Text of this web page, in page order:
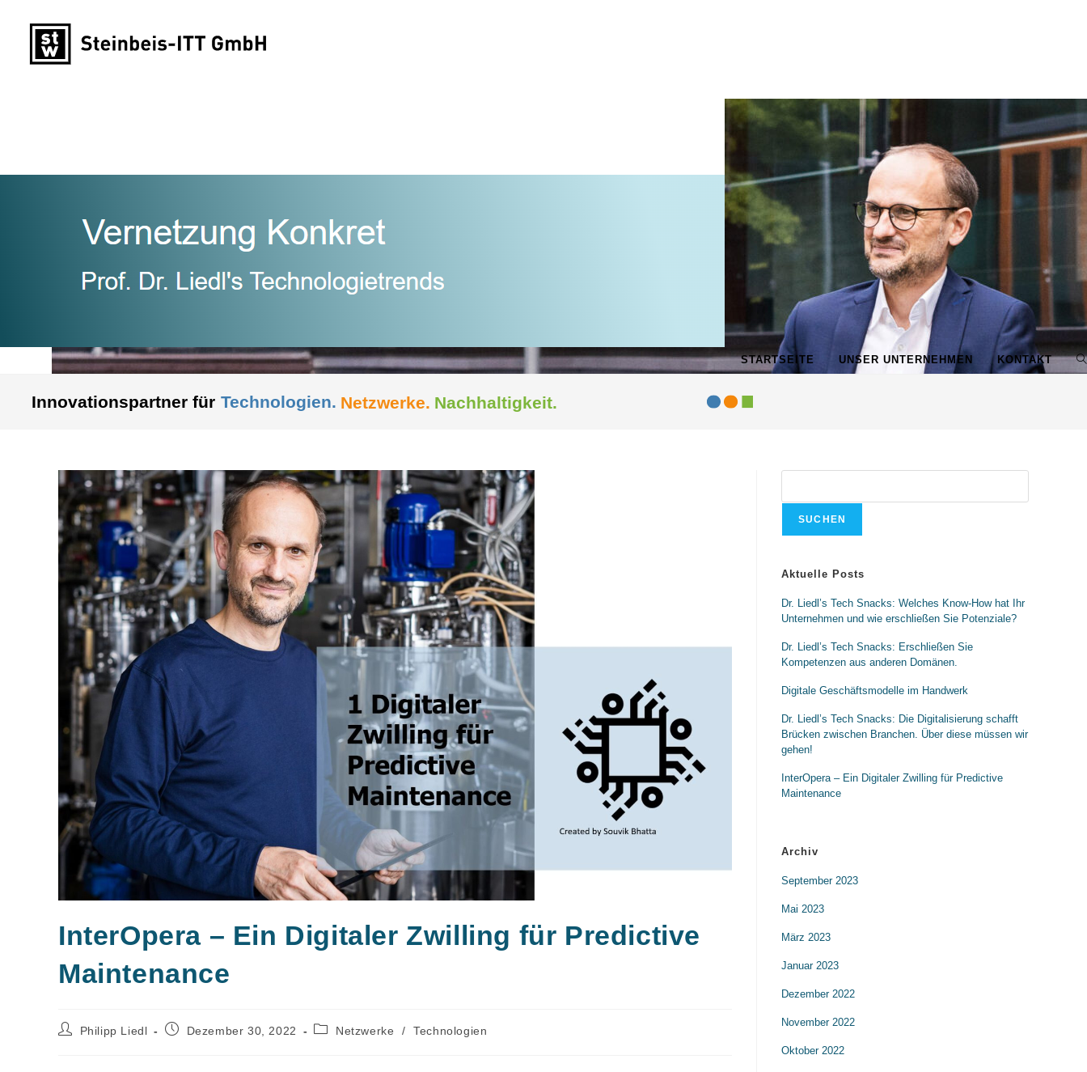
STARTSEITE UNSER UNTERNEHMEN KONTAKT
InterOpera – Ein Digitaler Zwilling für Predictive
Maintenance
Philipp Liedl Dezember 30, 2022 Netzwerke / Technologien
SUCHEN
Aktuelle Posts
Dr. Liedl’s Tech Snacks: Welches Know-How hat Ihr
Unternehmen und wie erschließen Sie Potenziale?
Dr. Liedl’s Tech Snacks: Erschließen Sie
Kompetenzen aus anderen Domänen.
Digitale Geschäftsmodelle im Handwerk
Dr. Liedl’s Tech Snacks: Die Digitalisierung schafft
Brücken zwischen Branchen. Über diese müssen wir
gehen!
InterOpera – Ein Digitaler Zwilling für Predictive
Maintenance
Archiv
September 2023
Mai 2023
März 2023
Januar 2023
Dezember 2022
November 2022
Oktober 2022